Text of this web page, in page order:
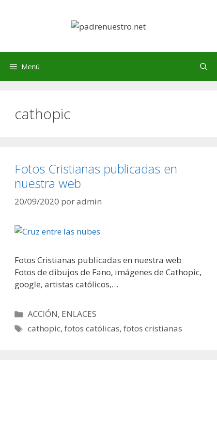
Menú
cathopic
Fotos Cristianas publicadas en
nuestra web
20/09/2020 poradmin
Fotos Cristianas publicadas en nuestra web
Fotos de dibujos de Fano, imágenes de Cathopic,
google, artistas católicos,…
Categorías
ACCIÓN, ENLACES
Etiquetas
cathopic,fotos católicas,fotos cristianas